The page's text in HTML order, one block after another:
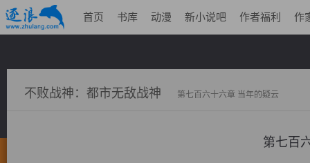
首页 书库 动漫 新小说吧 作者福利 作
不败战神：都市无敌战神 第七百六十六章 当年的疑云
第七百